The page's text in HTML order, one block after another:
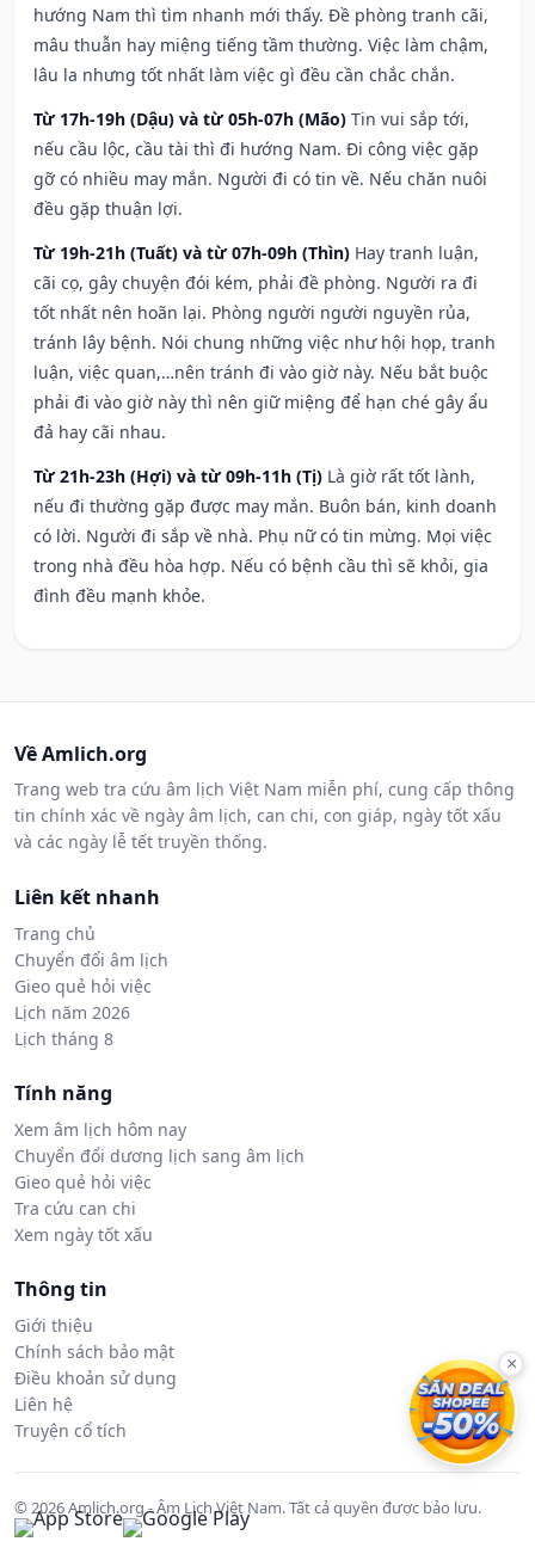
hướng Nam thì tìm nhanh mới thấy. Đề phòng tranh cãi,
mâu thuẫn hay miệng tiếng tầm thường. Việc làm chậm,
lâu la nhưng tốt nhất làm việc gì đều cần chắc chắn.
Từ 17h-19h (Dậu) và từ 05h-07h (Mão) Tin vui sắp tới,
nếu cầu lộc, cầu tài thì đi hướng Nam. Đi công việc gặp
gỡ có nhiều may mắn. Người đi có tin về. Nếu chăn nuôi
đều gặp thuận lợi.
Từ 19h-21h (Tuất) và từ 07h-09h (Thìn) Hay tranh luận,
cãi cọ, gây chuyện đói kém, phải đề phòng. Người ra đi
tốt nhất nên hoãn lại. Phòng người người nguyền rủa,
tránh lây bệnh. Nói chung những việc như hội họp, tranh
luận, việc quan,…nên tránh đi vào giờ này. Nếu bắt buộc
phải đi vào giờ này thì nên giữ miệng để hạn ché gây ẩu
đả hay cãi nhau.
Từ 21h-23h (Hợi) và từ 09h-11h (Tị) Là giờ rất tốt lành,
nếu đi thường gặp được may mắn. Buôn bán, kinh doanh
có lời. Người đi sắp về nhà. Phụ nữ có tin mừng. Mọi việc
trong nhà đều hòa hợp. Nếu có bệnh cầu thì sẽ khỏi, gia
đình đều mạnh khỏe.
Về Amlich.org
Trang web tra cứu âm lịch Việt Nam miễn phí, cung cấp thông
tin chính xác về ngày âm lịch, can chi, con giáp, ngày tốt xấu
và các ngày lễ tết truyền thống.
Liên kết nhanh
Trang chủ
Chuyển đổi âm lịch
Gieo quẻ hỏi việc
Lịch năm 2026
Lịch tháng 8
Tính năng
Xem âm lịch hôm nay
Chuyển đổi dương lịch sang âm lịch
Gieo quẻ hỏi việc
Tra cứu can chi
Xem ngày tốt xấu
Thông tin
Giới thiệu
Chính sách bảo mật
Điều khoản sử dụng
Liên hệ
Truyện cổ tích
© 2026 Amlich.org - Âm Lịch Việt Nam. Tất cả quyền được bảo lưu.
×